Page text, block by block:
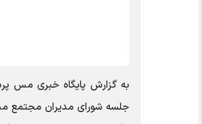
به گزارش پایگاه خبری مس
جلسه شورای مدیران مجتمع